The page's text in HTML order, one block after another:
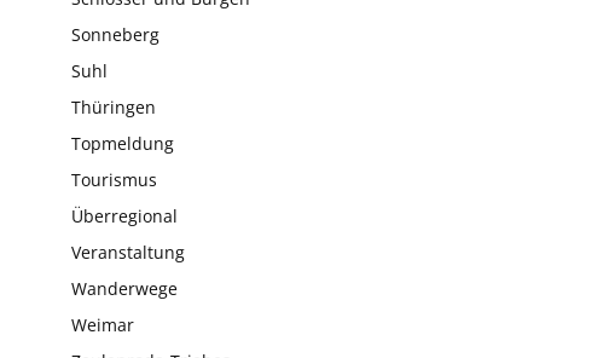
Sonneberg
Suhl
Thüringen
Topmeldung
Tourismus
Überregional
Veranstaltung
Wanderwege
Weimar